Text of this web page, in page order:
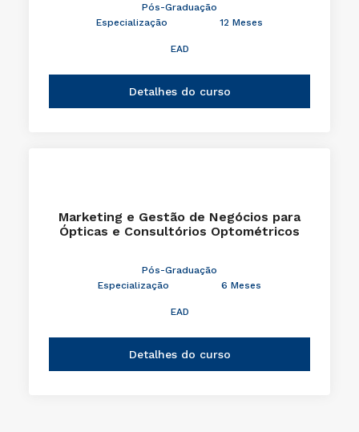
Pós-Graduação
Especialização
12 Meses
EAD
Detalhes do curso
Marketing e Gestão de Negócios para
Ópticas e Consultórios Optométricos
Pós-Graduação
Especialização
6 Meses
EAD
Detalhes do curso